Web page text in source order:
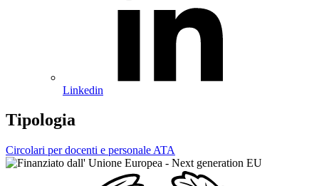
Linkedin
Tipologia
Circolari per docenti e personale ATA